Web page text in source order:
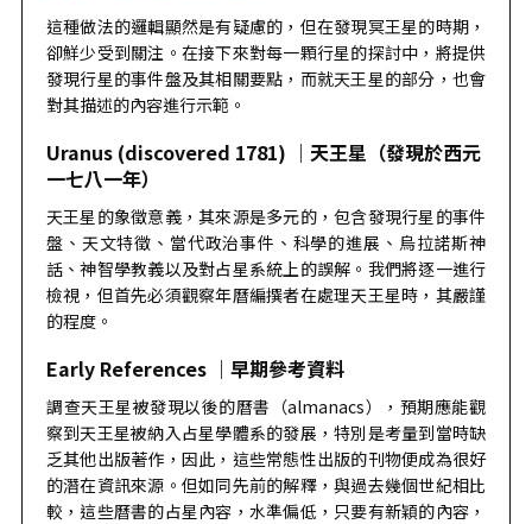
這種做法的邏輯顯然是有疑慮的，但在發現冥王星的時期，
卻鮮少受到關注。在接下來對每一顆行星的探討中，將提供
發現行星的事件盤及其相關要點，而就天王星的部分，也會
對其描述的內容進行示範。
Uranus (discovered 1781) ｜天王星（發現於西元
一七八一年）
天王星的象徵意義，其來源是多元的，包含發現行星的事件
盤、天文特徵、當代政治事件、科學的進展、烏拉諾斯神
話、神智學教義以及對占星系統上的誤解。我們將逐一進行
檢視，但首先必須觀察年曆編撰者在處理天王星時，其嚴謹
的程度。
Early References ｜早期參考資料
調查天王星被發現以後的曆書（almanacs），預期應能觀
察到天王星被納入占星學體系的發展，特別是考量到當時缺
乏其他出版著作，因此，這些常態性出版的刊物便成為很好
的潛在資訊來源。但如同先前的解釋，與過去幾個世紀相比
較，這些曆書的占星內容，水準偏低，只要有新穎的內容，